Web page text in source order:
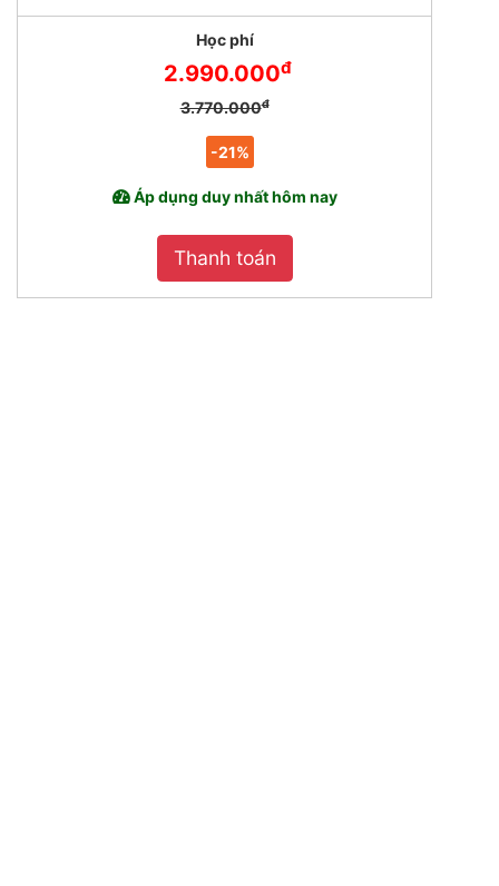
Học phí
2.990.000đ
3.770.000đ
-21%
Áp dụng duy nhất hôm nay
Thanh toán